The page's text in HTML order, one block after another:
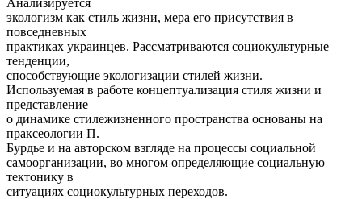
экологизм как стиль жизни, мера его присутствия в
повседневных
практиках украинцев. Рассматриваются социокультурные
тенденции,
способствующие экологизации стилей жизни.
Используемая в работе концептуализация стиля жизни и
представление
о динамике стилежизненного пространства основаны на
праксеологии П.
Бурдье и на авторском взгляде на процессы социальной
самоорганизации, во многом определяющие социальную
тектонику в
ситуациях социокультурных переходов.